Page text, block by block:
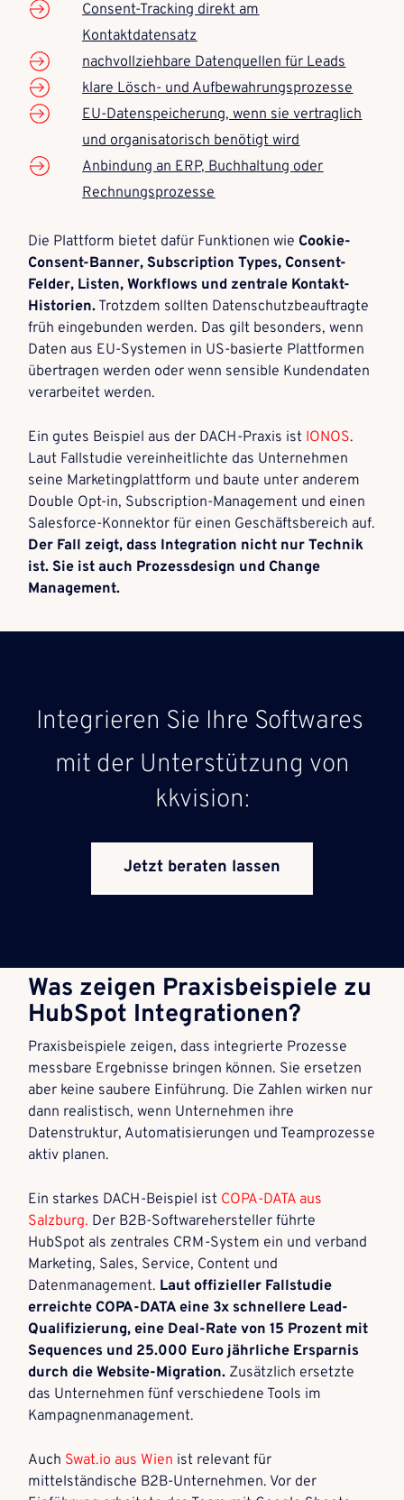
Consent-Tracking direkt am
Kontaktdatensatz
nachvollziehbare Datenquellen für Leads
klare Lösch- und Aufbewahrungsprozesse
EU-Datenspeicherung, wenn sie vertraglich
und organisatorisch benötigt wird
Anbindung an ERP, Buchhaltung oder
Rechnungsprozesse
Die Plattform bietet dafür Funktionen wie Cookie-
Consent-Banner, Subscription Types, Consent-
Felder, Listen, Workflows und zentrale Kontakt-
Historien. Trotzdem sollten Datenschutzbeauftragte
früh eingebunden werden. Das gilt besonders, wenn
Daten aus EU-Systemen in US-basierte Plattformen
übertragen werden oder wenn sensible Kundendaten
verarbeitet werden.
Ein gutes Beispiel aus der DACH-Praxis ist IONOS.
Laut Fallstudie vereinheitlichte das Unternehmen
seine Marketingplattform und baute unter anderem
Double Opt-in, Subscription-Management und einen
Salesforce-Konnektor für einen Geschäftsbereich auf.
Der Fall zeigt, dass Integration nicht nur Technik
ist. Sie ist auch Prozessdesign und Change
Management.
Integrieren Sie Ihre Softwares
mit der Unterstützung von
kkvision:
Jetzt beraten lassen
Was zeigen Praxisbeispiele zu
HubSpot Integrationen?
Praxisbeispiele zeigen, dass integrierte Prozesse
messbare Ergebnisse bringen können. Sie ersetzen
aber keine saubere Einführung. Die Zahlen wirken nur
dann realistisch, wenn Unternehmen ihre
Datenstruktur, Automatisierungen und Teamprozesse
aktiv planen.
Ein starkes DACH-Beispiel ist COPA-DATA aus
Salzburg. Der B2B-Softwarehersteller führte
HubSpot als zentrales CRM-System ein und verband
Marketing, Sales, Service, Content und
Datenmanagement. Laut offizieller Fallstudie
erreichte COPA-DATA eine 3x schnellere Lead-
Qualifizierung, eine Deal-Rate von 15 Prozent mit
Sequences und 25.000 Euro jährliche Ersparnis
durch die Website-Migration. Zusätzlich ersetzte
das Unternehmen fünf verschiedene Tools im
Kampagnenmanagement.
Auch Swat.io aus Wien ist relevant für
mittelständische B2B-Unternehmen. Vor der